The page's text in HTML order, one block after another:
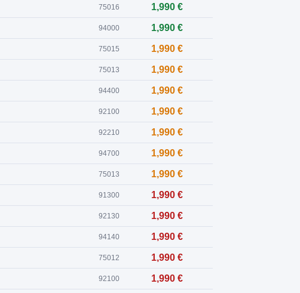
75016 1,990 €
94000 1,990 €
75015 1,990 €
75013 1,990 €
94400 1,990 €
92100 1,990 €
92210 1,990 €
94700 1,990 €
75013 1,990 €
91300 1,990 €
92130 1,990 €
94140 1,990 €
75012 1,990 €
92100 1,990 €